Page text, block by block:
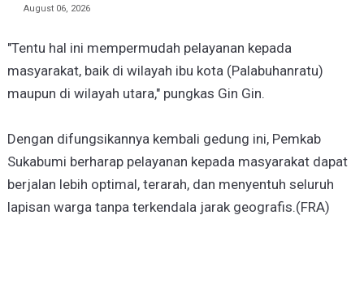
August 06, 2026
"Tentu hal ini mempermudah pelayanan kepada
masyarakat, baik di wilayah ibu kota (Palabuhanratu)
maupun di wilayah utara," pungkas Gin Gin.
Dengan difungsikannya kembali gedung ini, Pemkab
Sukabumi berharap pelayanan kepada masyarakat dapat
berjalan lebih optimal, terarah, dan menyentuh seluruh
lapisan warga tanpa terkendala jarak geografis.(FRA)